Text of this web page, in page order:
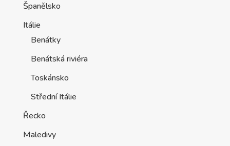
Španělsko
Itálie
Benátky
Benátská riviéra
Toskánsko
Střední Itálie
Řecko
Maledivy